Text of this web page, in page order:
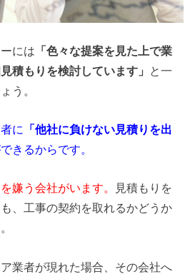
には 「色々な提案を見た上で業
積もりを検討しています」 と一
う。
に
「他社に負けない見積りを出
きるからです。
嫌う会社がいます。
見積もりを
、工事の契約を取れるかどうか
業者が現れた場合、その会社へ